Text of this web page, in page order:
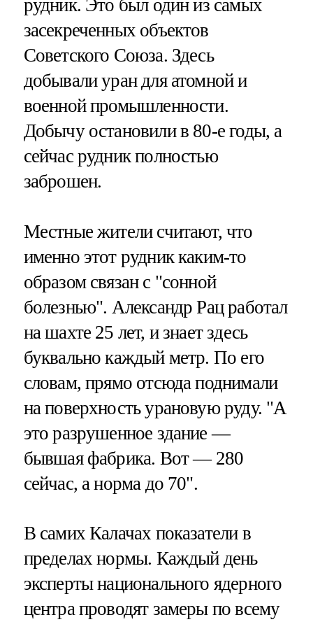
рудник. Это был один из самых
засекреченных объектов
Советского Союза. Здесь
добывали уран для атомной и
военной промышленности.
Добычу остановили в 80-е годы, а
сейчас рудник полностью
заброшен.
Местные жители считают, что
именно этот рудник каким-то
образом связан с "сонной
болезнью". Александр Рац работал
на шахте 25 лет, и знает здесь
буквально каждый метр. По его
словам, прямо отсюда поднимали
на поверхность урановую руду. "А
это разрушенное здание —
бывшая фабрика. Вот — 280
сейчас, а норма до 70".
В самих Калачах показатели в
пределах нормы. Каждый день
эксперты национального ядерного
центра проводят замеры по всему